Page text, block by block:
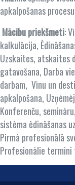
apkalpošanas
Mācību priekšmeti:
kalkulācija,
Uzskaites, atskaites
gatavošana, Darba
darbam, Vīnu un
apkalpošana,
Konferenču,
sistēma ēdināšanas
Pirmā profesionālā
Profesionālie termini